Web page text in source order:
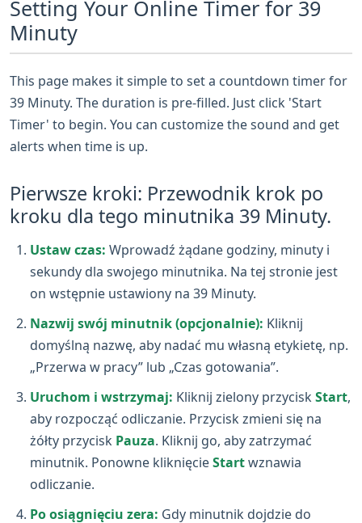
Setting Your Online Timer for 39
Minuty
This page makes it simple to set a countdown timer for
39 Minuty. The duration is pre-filled. Just click 'Start
Timer' to begin. You can customize the sound and get
alerts when time is up.
Pierwsze kroki: Przewodnik krok po
kroku dla tego minutnika 39 Minuty.
Ustaw czas: Wprowadź żądane godziny, minuty i
sekundy dla swojego minutnika. Na tej stronie jest
on wstępnie ustawiony na 39 Minuty.
Nazwij swój minutnik (opcjonalnie): Kliknij
domyślną nazwę, aby nadać mu własną etykietę, np.
„Przerwa w pracy” lub „Czas gotowania”.
Uruchom i wstrzymaj: Kliknij zielony przycisk Start,
aby rozpocząć odliczanie. Przycisk zmieni się na
żółty przycisk Pauza. Kliknij go, aby zatrzymać
minutnik. Ponowne kliknięcieStartwznawia
odliczanie.
Po osiągnięciu zera: Gdy minutnik dojdzie do